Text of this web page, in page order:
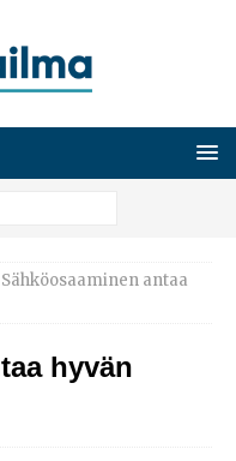
Sähköosaaminen antaa
hyvän